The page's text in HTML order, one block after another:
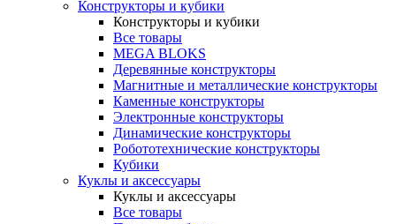
Конструкторы и кубики
Конструкторы и кубики
Все товары
MEGA BLOKS
Деревянные конструкторы
Магнитные и металлические конструкторы
Каменные конструкторы
Электронные конструкторы
Динамические конструкторы
Робототехнические конструкторы
Кубики
Куклы и аксессуары
Куклы и аксессуары
Все товары